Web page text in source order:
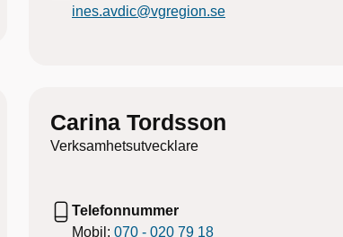
ines.avdic@vgregion.se
Carina Tordsson
Verksamhetsutvecklare
Telefonnummer
Mobil: 070 - 020 79 18